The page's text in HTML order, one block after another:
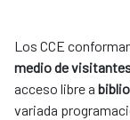
Los CCE
medio de
acceso libre a
variada